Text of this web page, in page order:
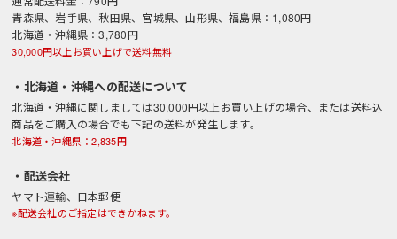
青森県、岩手県、秋田県、宮城県、山形県、福島県：1,080円
北海道・沖縄県：3,780円
30,000円以上お買い上げで送料無料
・北海道・沖縄への配送について
北海道・沖縄に関しましては30,000円以上お買い上げの場合、または送料込
商品をご購入の場合でも下記の送料が発生します。
北海道・沖縄県：2,835円
・配送会社
ヤマト運輸、日本郵便
※配送会社のご指定はできかねます。